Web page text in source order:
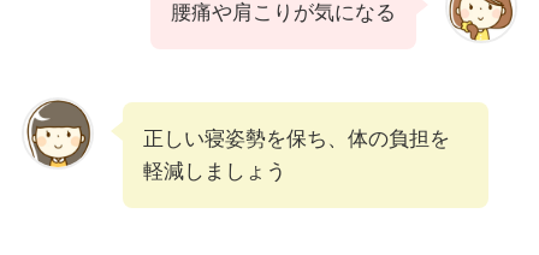
腰痛や肩こりが気になる
正しい寝姿勢を保ち、体の負担を
軽減しましょう